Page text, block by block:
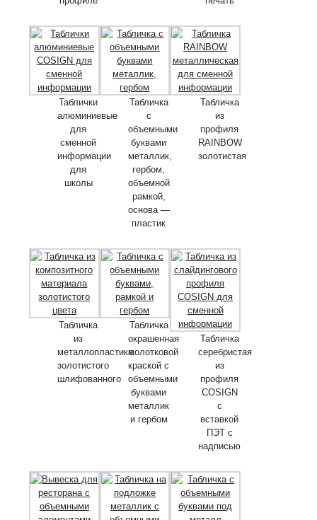
Таблички
алюминиевые
для
сменной
информации
для
школы
Табличка
с
объемными
буквами
металлик,
гербом,
объемной
рамкой,
основа —
пластик
Табличка
из
профиля
RAINBOW
золотистая
Табличка
из
металлопластика
золотистого
шлифованного
Табличка
окрашенная
молотковой
краской с
объемными
буквами
металлик
и гербом
Табличка
серебристая
из
профиля
COSIGN
с
вставкой
ПЭТ с
надписью